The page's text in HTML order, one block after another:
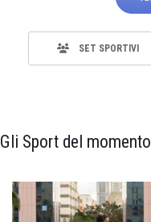
SET SPORTIVI
Gli Sport del momento